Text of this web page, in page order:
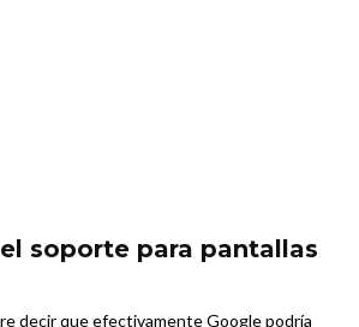
soporte para pantallas
decir que efectivamente Google podría